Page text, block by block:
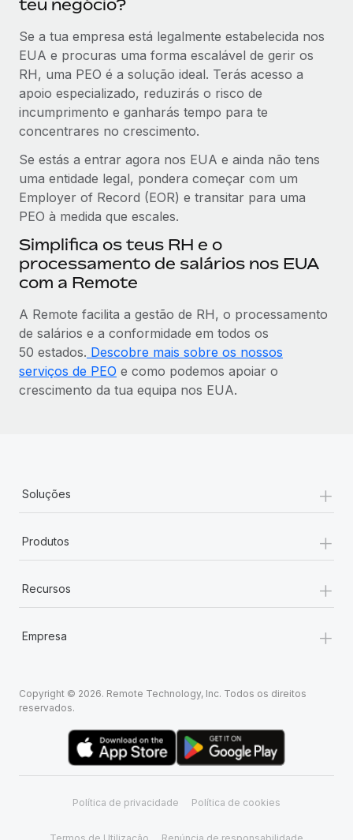
teu negócio?
Se a tua empresa está legalmente estabelecida nos
EUA e procuras uma forma escalável de gerir os
RH, uma PEO é a solução ideal. Terás acesso a
apoio especializado, reduzirás o risco de
incumprimento e ganharás tempo para te
concentrares no crescimento.
Se estás a entrar agora nos EUA e ainda não tens
uma entidade legal, pondera começar com um
Employer of Record (EOR) e transitar para uma
PEO à medida que escales.
Simplifica os teus RH e o
processamento de salários nos EUA
com a Remote
A Remote facilita a gestão de RH, o processamento
de salários e a conformidade em todos os
50 estados. Descobre mais sobre os nossos
serviços de PEO e como podemos apoiar o
crescimento da tua equipa nos EUA.
Soluções +
Produtos +
Recursos +
Empresa +
Copyright © 2026. Remote Technology, Inc. Todos os direitos
reservados.
Política de privacidade Política de cookies